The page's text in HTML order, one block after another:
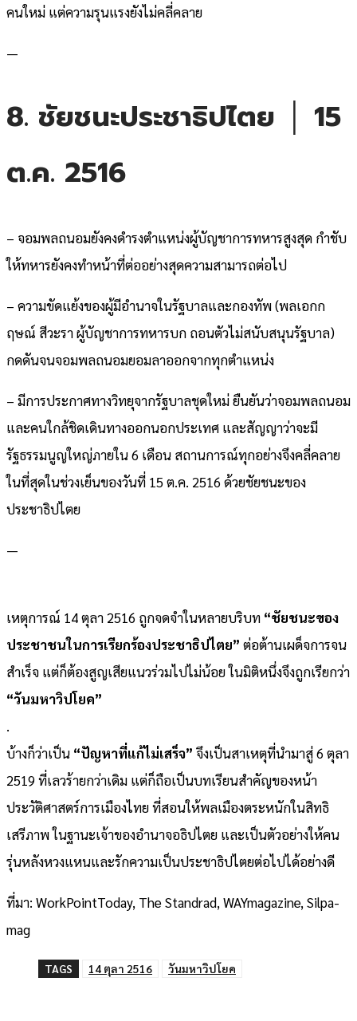
คนใหม่ แต่ความรุนแรงยังไม่คลี่คลาย
—
8. ชัยชนะประชาธิปไตย
15
ต.ค. 2516
– จอมพลถนอมยังคงดำรงตำแหน่งผู้บัญชาการทหารสูงสุด กำชับ
ให้ทหารยังคงทำหน้าที่ต่ออย่างสุดความสามารถต่อไป
– ความขัดแย้งของผู้มีอำนาจในรัฐบาลและกองทัพ (พลเอกก
ฤษณ์ สีวะรา ผู้บัญชาการทหารบก ถอนตัวไม่สนับสนุนรัฐบาล)
กดดันจนจอมพลถนอมยอมลาออกจากทุกตำแหน่ง
– มีการประกาศทางวิทยุจากรัฐบาลชุดใหม่ ยืนยันว่าจอมพลถนอม
และคนใกล้ชิดเดินทางออกนอกประเทศ และสัญญาว่าจะมี
รัฐธรรมนูญใหญ่ภายใน 6 เดือน สถานการณ์ทุกอย่างจึงคลี่คลาย
ในที่สุดในช่วงเย็นของวันที่ 15 ต.ค. 2516 ด้วยชัยชนะของ
ประชาธิปไตย
—
เหตุการณ์ 14 ตุลา 2516 ถูกจดจำในหลายบริบท “ชัยชนะของ
ประชาชนในการเรียกร้องประชาธิปไตย” ต่อต้านเผด็จการจน
สำเร็จ แต่ก็ต้องสูญเสียแนวร่วมไปไม่น้อย ในมิติหนึ่งจึงถูกเรียกว่า
“วันมหาวิปโยค”
.
บ้างก็ว่าเป็น “ปัญหาที่แก้ไม่เสร็จ” จึงเป็นสาเหตุที่นำมาสู่ 6 ตุลา
2519 ที่เลวร้ายกว่าเดิม แต่ก็ถือเป็นบทเรียนสำคัญของหน้า
ประวัติศาสตร์การเมืองไทย ที่สอนให้พลเมืองตระหนักในสิทธิ
เสรีภาพ ในฐานะเจ้าของอำนาจอธิปไตย และเป็นตัวอย่างให้คน
รุ่นหลังหวงแหนและรักความเป็นประชาธิปไตยต่อไปได้อย่างดี
ที่มา: WorkPointToday, The Standrad, WAYmagazine, Silpa-
mag
TAGS 14 ตุลา 2516 วันมหาวิปโยค